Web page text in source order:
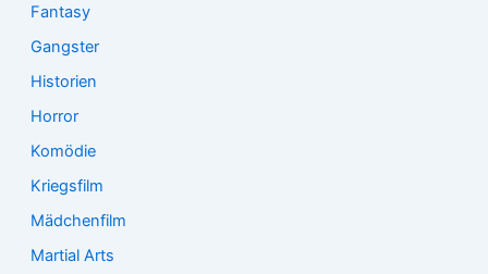
Fantasy
Gangster
Historien
Horror
Komödie
Kriegsfilm
Mädchenfilm
Martial Arts